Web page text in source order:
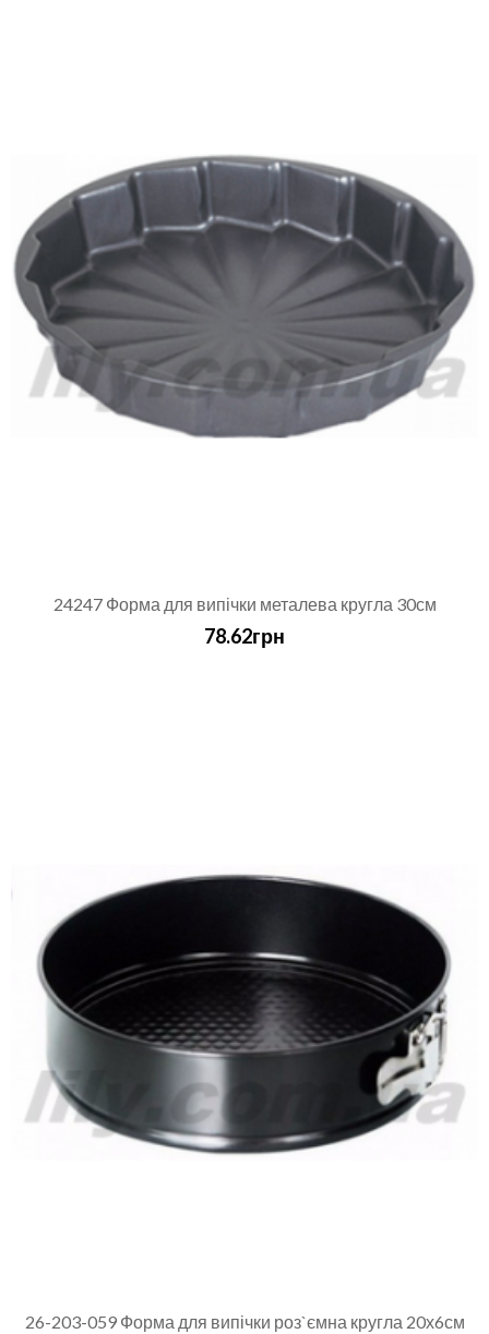
24247 Форма для випічки металева кругла 30см
78.62грн
26-203-059 Форма для випічки роз`ємна кругла 20х6см